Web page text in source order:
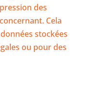
des
Cela
stockées
ou pour des